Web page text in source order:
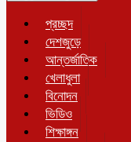
প্রচ্ছদ
দেশজুড়ে
আন্তর্জাতিক
খেলাধুলা
বিনোদন
ভিডিও
শিক্ষাঙ্গন